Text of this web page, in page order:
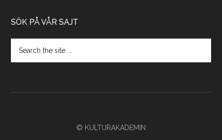
SÖK PÅ VÅR SAJT
the
© KULTURAKADEMIN